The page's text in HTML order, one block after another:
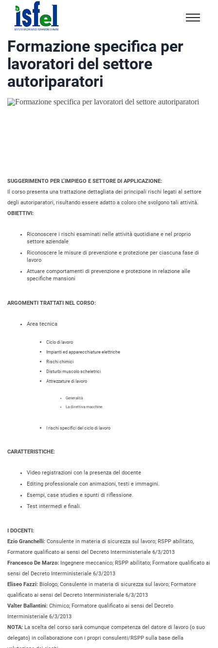
Isfel
Istituto
specialistico
formazione
e
lavoro
Formazione specifica per
lavoratori del settore
autoriparatori
SUGGERIMENTO PER L’IMPIEGO E SETTORE DI APPLICAZIONE:
Il corso presenta una trattazione dettagliata dei principali rischi legati al settore
degli autoriparatori, risultando essere adatto a coloro che svolgono tali attività.
OBIETTIVI:
Riconoscere i rischi esaminati nelle attività quotidiane e nel proprio
settore aziendale
Riconoscere le misure di prevenzione e protezione per ciascuna fase di
lavoro
Attuare comportamenti di prevenzione e protezione in relazione alle
specifiche mansioni
ARGOMENTI TRATTATI NEL CORSO:
Area tecnica
Ciclo di lavoro
Impianti ed apparecchiature elettriche
Rischi chimici
Disturbi muscolo scheletrici
Attrezzature di lavoro
Generalità
La direttiva macchine
I rischi specifici del ciclo di lavoro
CARATTERISTICHE:
Video registrazioni con la presenza del docente
Editing professionale con animazioni, testi e immagini.
Esempi, case studies e spunti di riflessione.
Test intermedi e finali.
I DOCENTI:
Ezio Granchelli: Consulente in materia di sicurezza sul lavoro; RSPP abilitato,
Formatore qualificato ai sensi del Decreto Interministeriale 6/3/2013
Francesco De Marzo: Ingegnere meccanico; RSPP abilitato; Formatore qualificato ai
sensi del Decreto Interministeriale 6/3/2013
Eliseo Fazzi: Biologo; Consulente in materia di sicurezza sul lavoro; Formatore
qualificato ai sensi del Decreto Interministeriale 6/3/2013
Valter Ballantini: Chimico; Formatore qualificato ai sensi del Decreto
Interministeriale 6/3/2013
NOTA: La scelta del corso sarà comunque competenza del datore di lavoro (o suo
delegato) in collaborazione con i propri consulenti/RSPP sulla base della